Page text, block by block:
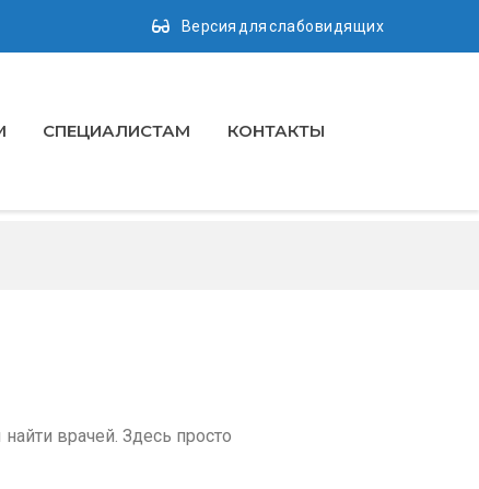
Версия для слабовидящих
СПЕЦИАЛИСТАМ КОНТАКТЫ
врачей. Здесь просто